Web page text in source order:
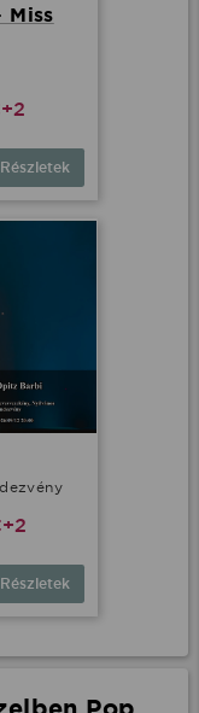
Miss
Részletek
Részletek